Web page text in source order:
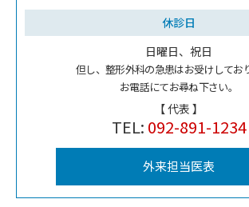
休診日
日曜日、祝日
但し、整形外科の急患はお受けしてお
お電話にてお尋ね下さい。
【 代表 】
TEL: 092-891-1234
外来担当医表